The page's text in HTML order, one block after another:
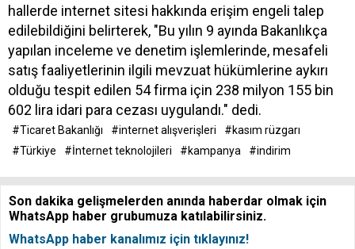
hallerde internet sitesi hakkında erişim engeli talep
edilebildiğini belirterek, "Bu yılın 9 ayında Bakanlıkça
yapılan inceleme ve denetim işlemlerinde, mesafeli
satış faaliyetlerinin ilgili mevzuat hükümlerine aykırı
olduğu tespit edilen 54 firma için 238 milyon 155 bin
602 lira idari para cezası uygulandı." dedi.
#Ticaret Bakanlığı #internet alışverişleri
#kasım rüzgarı
#Türkiye
#İnternet teknolojileri #kampanya #indirim
Son dakika gelişmelerden anında haberdar olmak için
WhatsApp haber grubumuza katılabilirsiniz.
WhatsApp haber kanalımız için tıklayınız!